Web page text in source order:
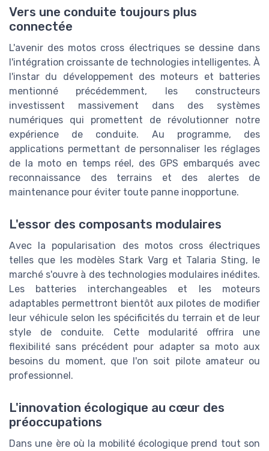
Vers une conduite toujours plus
connectée
L'avenir des motos cross électriques se dessine dans
l'intégration croissante de technologies intelligentes. À
l'instar du développement des moteurs et batteries
mentionné précédemment, les constructeurs
investissent massivement dans des systèmes
numériques qui promettent de révolutionner notre
expérience de conduite. Au programme, des
applications permettant de personnaliser les réglages
de la moto en temps réel, des GPS embarqués avec
reconnaissance des terrains et des alertes de
maintenance pour éviter toute panne inopportune.
L'essor des composants modulaires
Avec la popularisation des motos cross électriques
telles que les modèles Stark Varg et Talaria Sting, le
marché s'ouvre à des technologies modulaires inédites.
Les batteries interchangeables et les moteurs
adaptables permettront bientôt aux pilotes de modifier
leur véhicule selon les spécificités du terrain et de leur
style de conduite. Cette modularité offrira une
flexibilité sans précédent pour adapter sa moto aux
besoins du moment, que l'on soit pilote amateur ou
professionnel.
L'innovation écologique au cœur des
préoccupations
Dans une ère où la mobilité écologique prend tout son